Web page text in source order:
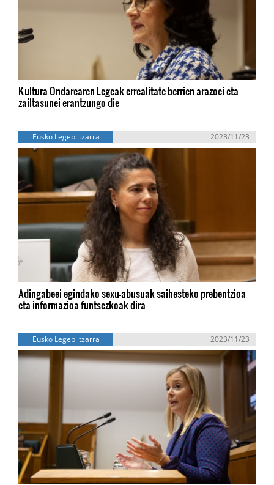
Kultura Ondarearen Legeak errealitate berrien arazoei eta
zailtasunei erantzungo die
Eusko Legebiltzarra 2023/11/23
Adingabeei egindako sexu-abusuak saihesteko prebentzioa
eta informazioa funtsezkoak dira
Eusko Legebiltzarra 2023/11/23